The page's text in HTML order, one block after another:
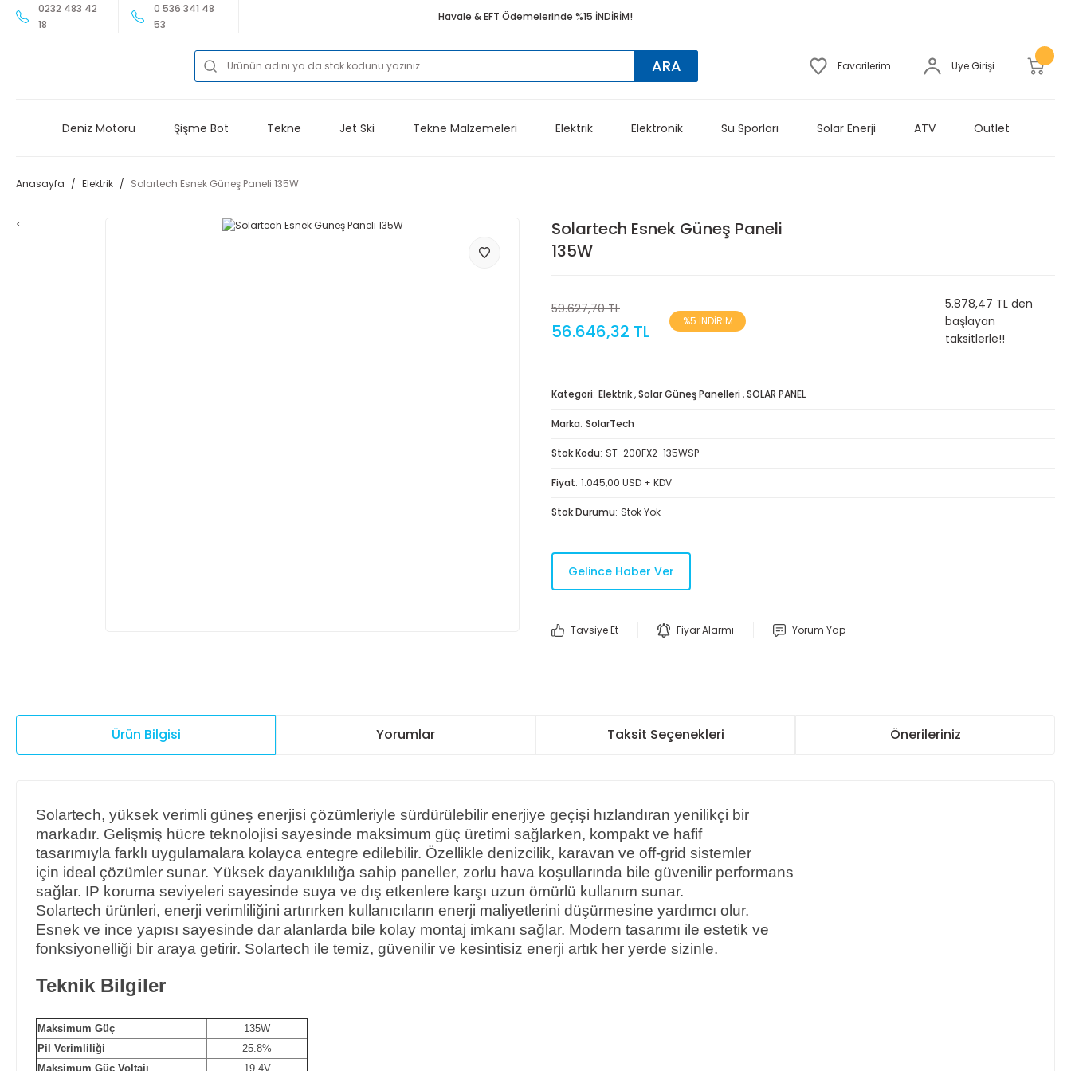
0232 483 42
18
0 536 341 48
53
Havale & EFT Ödemelerinde %15 İNDİRİM!
ARA Favorilerim Üye Girişi
Deniz Motoru Şişme Bot Tekne Jet Ski Tekne Malzemeleri Elektrik Elektronik Su Sporları Solar Enerji ATV Outlet
Anasayfa Elektrik Solartech Esnek Güneş Paneli 135W
<
Solartech Esnek Güneş Paneli
135W
59.627,70 TL
56.646,32 TL %5 İNDİRİM
5.878,47 TL den
başlayan
taksitlerle!!
Kategori Elektrik,Solar Güneş Panelleri ,SOLAR PANEL
Marka SolarTech
Stok Kodu ST-200FX2-135WSP
Fiyat 1.045,00 USD + KDV
Stok Durumu Stok Yok
Gelince Haber Ver
Tavsiye Et Fiyar Alarmı Yorum Yap
Ürün Bilgisi Yorumlar Taksit Seçenekleri Önerileriniz
Solartech, yüksek verimli güneş enerjisi çözümleriyle sürdürülebilir enerjiye geçişi hızlandıran yenilikçi bir
markadır. Gelişmiş hücre teknolojisi sayesinde maksimum güç üretimi sağlarken, kompakt ve hafif
tasarımıyla farklı uygulamalara kolayca entegre edilebilir. Özellikle denizcilik, karavan ve off-grid sistemler
için ideal çözümler sunar. Yüksek dayanıklılığa sahip paneller, zorlu hava koşullarında bile güvenilir performans
sağlar. IP koruma seviyeleri sayesinde suya ve dış etkenlere karşı uzun ömürlü kullanım sunar.
Solartech ürünleri, enerji verimliliğini artırırken kullanıcıların enerji maliyetlerini düşürmesine yardımcı olur.
Esnek ve ince yapısı sayesinde dar alanlarda bile kolay montaj imkanı sağlar. Modern tasarımı ile estetik ve
fonksiyonelliği bir araya getirir. Solartech ile temiz, güvenilir ve kesintisiz enerji artık her yerde sizinle.
Teknik Bilgiler
Maksimum Güç
135W
Pil Verimliliği
25.8%
Maksimum Güç Voltajı
19.4V